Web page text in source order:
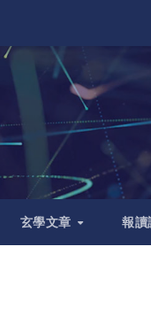
玄學文章 報讀